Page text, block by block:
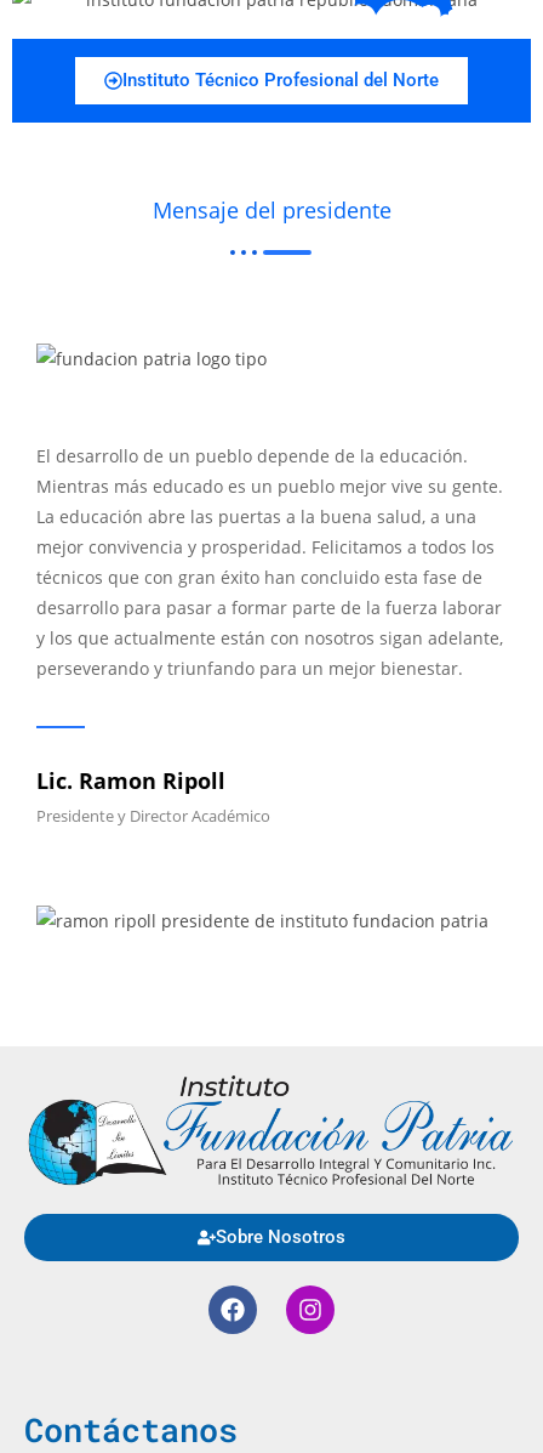
Instituto Técnico Profesional del Norte
Mensaje del presidente
El desarrollo de un pueblo depende de la educación.
Mientras más educado es un pueblo mejor vive su gente.
La educación abre las puertas a la buena salud, a una
mejor convivencia y prosperidad. Felicitamos a todos los
técnicos que con gran éxito han concluido esta fase de
desarrollo para pasar a formar parte de la fuerza laborar
y los que actualmente están con nosotros sigan adelante,
perseverando y triunfando para un mejor bienestar.
Lic. Ramon Ripoll
Presidente y Director Académico
Sobre Nosotros
Contáctanos